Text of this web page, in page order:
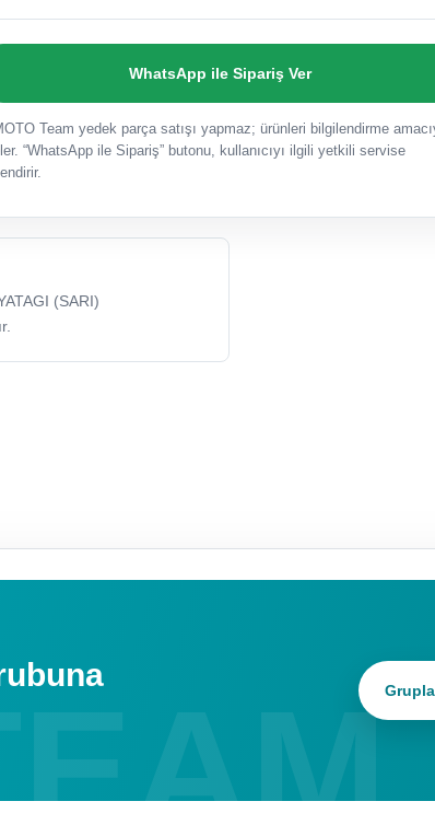
WhatsApp ile Sipariş Ver
Team yedek parça satışı yapmaz; ürünleri bilgilendirme
“WhatsApp ile Sipariş” butonu, kullanıcıyı ilgili yetkili servise
(SARI)